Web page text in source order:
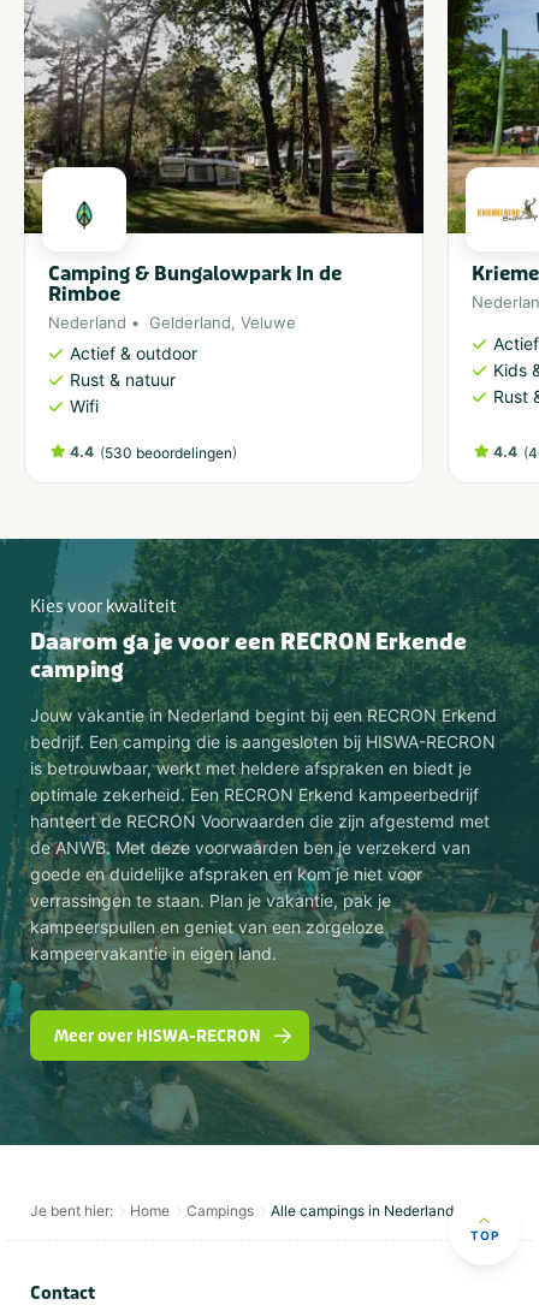
Camping & Bungalowpark In de
Rimboe
Nederland Gelderland, Veluwe
Actief & outdoor
Rust & natuur
Wifi
4.4 (530 beoordelingen)
Kids
Rust
4.4 (
Kies voor kwaliteit
Daarom ga je voor een RECRON Erkende
camping
Jouw vakantie in Nederland begint bij een RECRON Erkend
bedrijf. Een camping die is aangesloten bij HISWA-RECRON
is betrouwbaar, werkt met heldere afspraken en biedt je
optimale zekerheid. Een RECRON Erkend kampeerbedrijf
hanteert de RECRON Voorwaarden die zijn afgestemd met
de ANWB. Met deze voorwaarden ben je verzekerd van
goede en duidelijke afspraken en kom je niet voor
verrassingen te staan. Plan je vakantie, pak je
kampeerspullen en geniet van een zorgeloze
kampeervakantie in eigen land.
Meer over HISWA-RECRON
Je bent hier: Home Campings Alle campings in Nederland
TOP
Contact